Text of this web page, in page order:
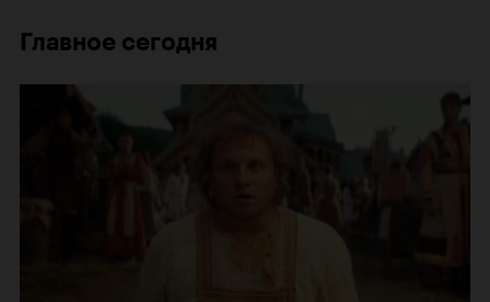
Главное сегодня